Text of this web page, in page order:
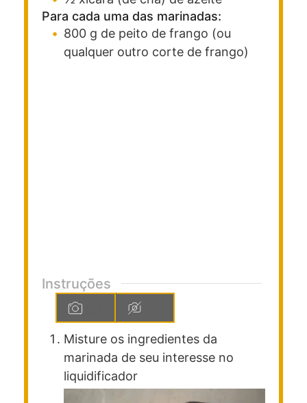
Para cada uma das marinadas:
800 g de peito de frango (ou
qualquer outro corte de frango)
Instruções
Misture os ingredientes da
marinada de seu interesse no
liquidificador